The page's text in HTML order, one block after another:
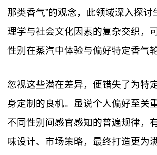
那类香气”的观念，此领域深入探讨
理学与社会文化因素的复杂交织，
性别在蒸汽中体验与偏好特定香气
忽视这些潜在差异，便错失了为特
身定制的良机。虽说个人偏好至关
不同性别间感官感知的普遍规律，
味设计、市场策略，最终打造更为